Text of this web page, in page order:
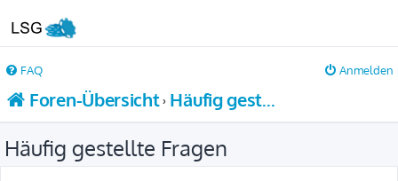
FAQ Anmelden
Foren-Übersicht Häufig gestellte Fragen
Häufig gestellte Fragen